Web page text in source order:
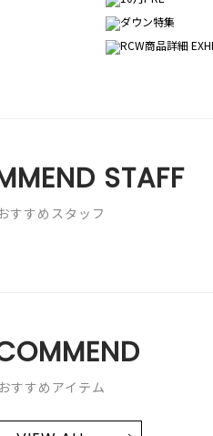
STAFF
すすめスタッフ
おすすめアイテム